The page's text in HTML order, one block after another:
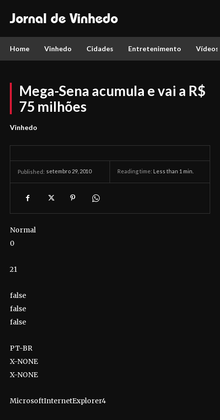
Jornal de Vinhedo
Home Vinhedo Cidades Entretenimento Vídeos
Mega-Sena acumula e vai a R$
75 milhões
Vinhedo
Published: setembro 29, 2010 Reading time: Less than 1 min.
Normal
0
21
false
false
false
PT-BR
X-NONE
X-NONE
MicrosoftInternetExplorer4